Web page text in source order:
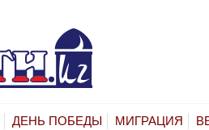
ДЕНЬ ПОБЕДЫ МИГРАЦИЯ